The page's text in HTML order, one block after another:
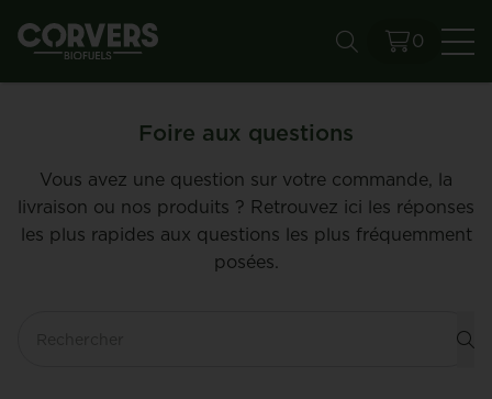
0
Foire aux questions
Vous avez une question sur votre commande, la
livraison ou nos produits ? Retrouvez ici les réponses
les plus rapides aux questions les plus fréquemment
posées.